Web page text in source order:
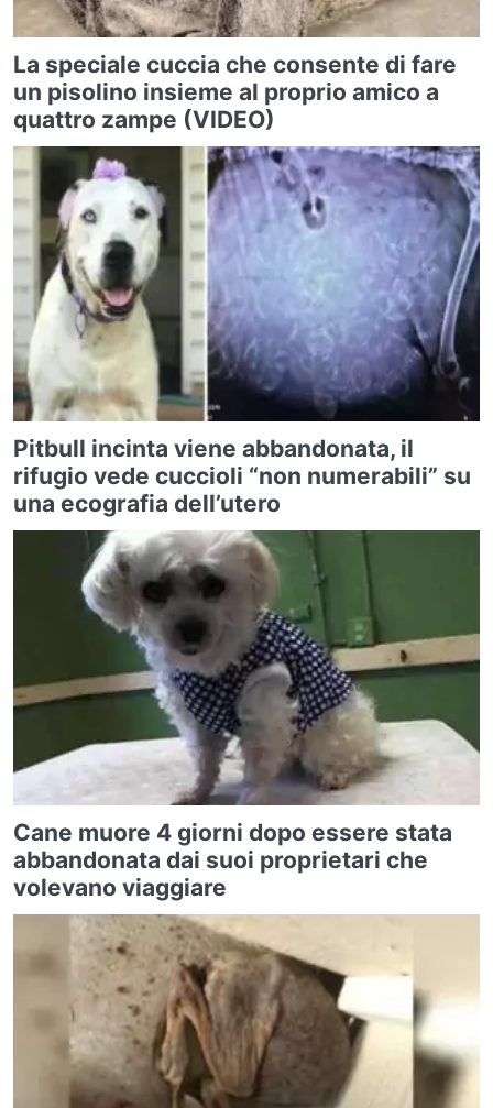
La speciale cuccia che consente di fare
un pisolino insieme al proprio amico a
quattro zampe (VIDEO)
Pitbull incinta viene abbandonata, il
rifugio vede cuccioli “non numerabili” su
una ecografia dell’utero
Cane muore 4 giorni dopo essere stata
abbandonata dai suoi proprietari che
volevano viaggiare